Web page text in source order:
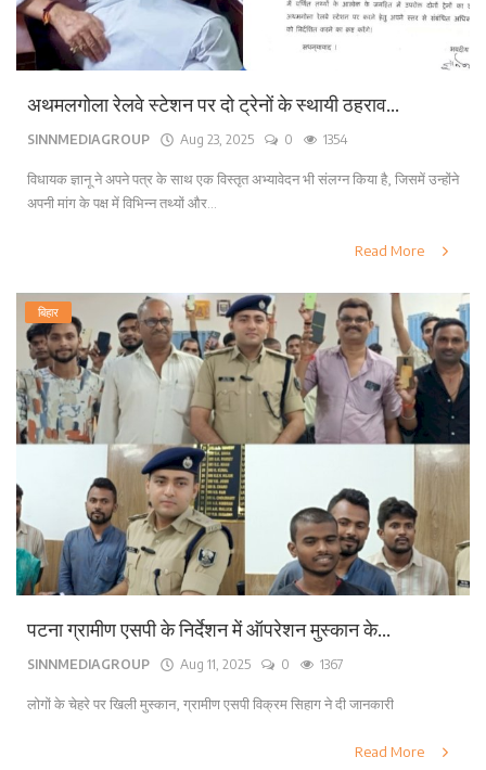
अथमलगोला रेलवे स्टेशन पर दो ट्रेनों के स्थायी ठहराव...
SINNMEDIAGROUP Aug 23, 2025 0 1354
विधायक ज्ञानू ने अपने पत्र के साथ एक विस्तृत अभ्यावेदन भी संलग्न किया है, जिसमें उन्होंने
अपनी मांग के पक्ष में विभिन्न तथ्यों और...
Read More
बिहार
पटना ग्रामीण एसपी के निर्देशन में ऑपरेशन मुस्कान के...
SINNMEDIAGROUP Aug 11, 2025 0 1367
लोगों के चेहरे पर खिली मुस्कान, ग्रामीण एसपी विक्रम सिहाग ने दी जानकारी
Read More